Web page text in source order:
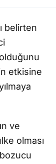
belirten
etkisine
ve
olması